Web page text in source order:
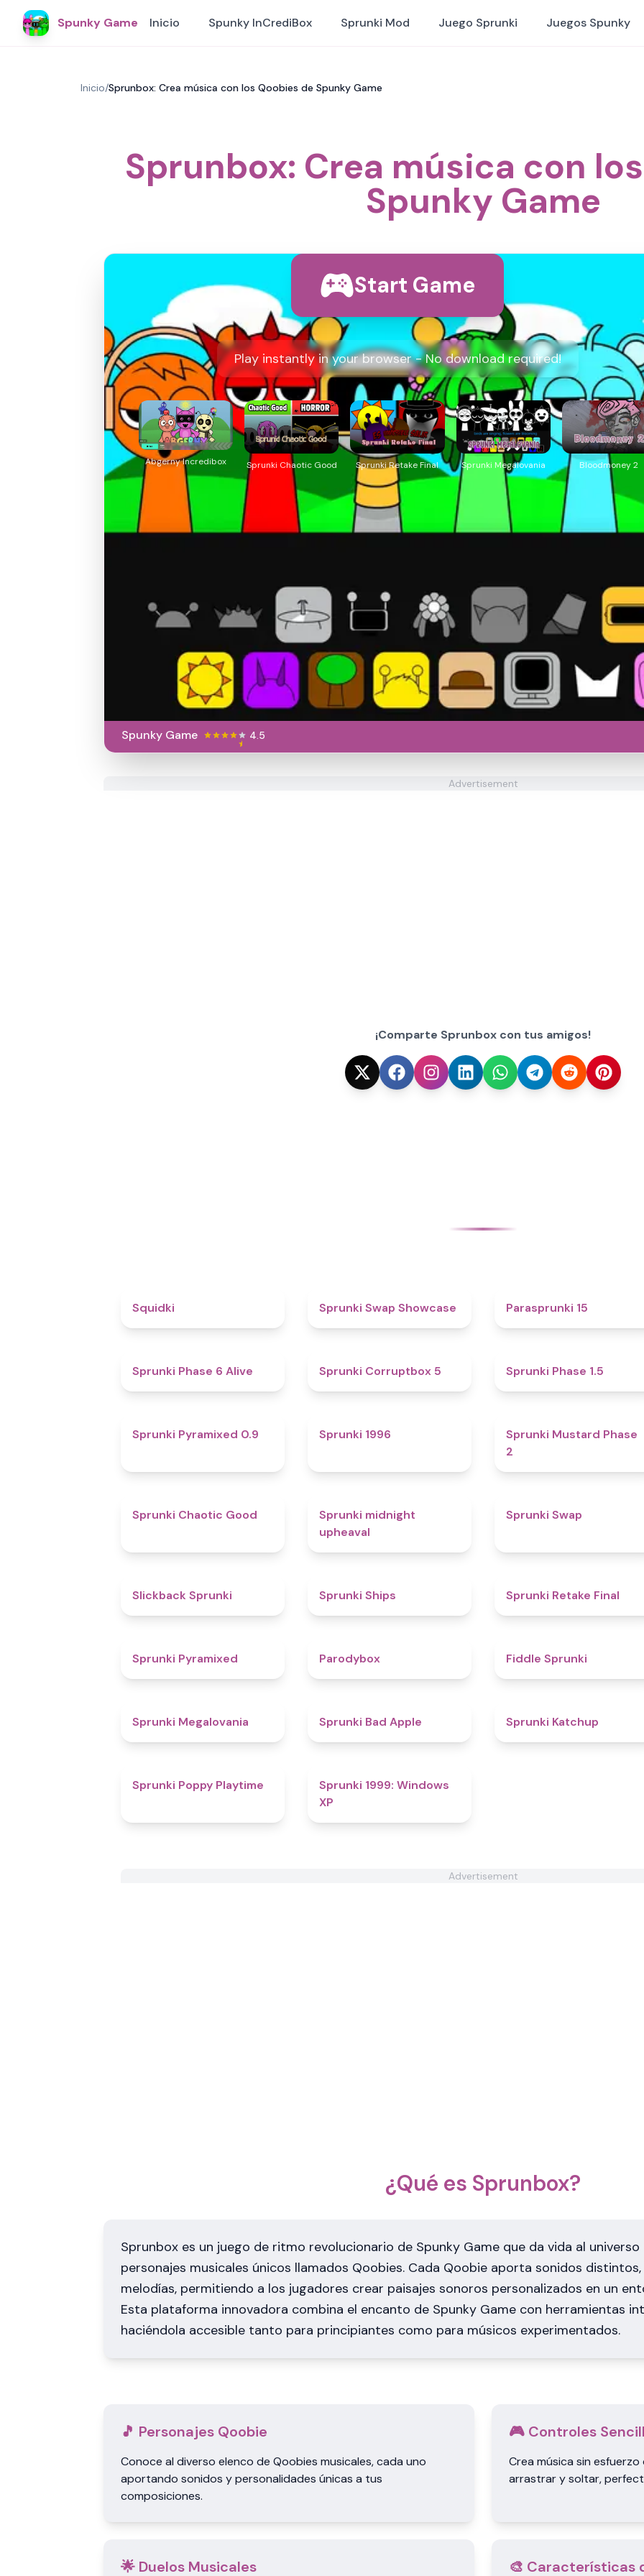
Spunky Game Inicio Spunky InCrediBox Sprunki Mod Juego Sprunki Juegos Spunky
Inicio/Sprunbox: Crea música con los Qoobies de Spunky Game
Sprunbox: Crea música con
Spunky Game
Start Game
Play instantly in your browser - No download required!
Abgerny Incredibox Sprunki Chaotic Good Sprunki Retake Final Sprunki Megalovania Bloodmoney 2
Spunky Game 4.5
Advertisement
¡Comparte Sprunbox con tus amigos!
Squidki Sprunki Swap Showcase Parasprunki 15
Sprunki Phase 6 Alive Sprunki Corruptbox 5 Sprunki Phase 1.5
4.7
Sprunki Pyramixed 0.9 Sprunki 1996
Sprunki Mustard Phase
2
Sprunki Chaotic Good
Sprunki midnight
upheaval
Sprunki Swap
Slickback Sprunki Sprunki Ships Sprunki Retake Final
Sprunki Pyramixed Parodybox Fiddle Sprunki
Sprunki Megalovania Sprunki Bad Apple Sprunki Katchup
Sprunki Poppy Playtime
Sprunki 1999: Windows
XP
Advertisement
¿Qué es Sprunbox?
Sprunbox es un juego de ritmo revolucionario de Spunky Game que da vida al
personajes musicales únicos llamados Qoobies. Cada Qoobie aporta sonidos
melodías, permitiendo a los jugadores crear paisajes sonoros personalizados en un
Esta plataforma innovadora combina el encanto de Spunky Game con herramientas
haciéndola accesible tanto para principiantes como para músicos experimentados.
🎵 Personajes Qoobie
Conoce al diverso elenco de Qoobies musicales, cada uno
aportando sonidos y personalidades únicas a tus
composiciones.
🎮 Controles
Crea música sin
arrastrar y soltar,
🌟 Duelos Musicales 🎨 Características